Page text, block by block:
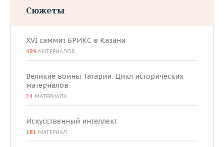
Сюжеты
XVI саммит БРИКС в Казани
499 МАТЕРИАЛОВ
Великие воины Татарии. Цикл исторических
материалов
24 МАТЕРИАЛА
Искусственный интеллект
181 МАТЕРИАЛ